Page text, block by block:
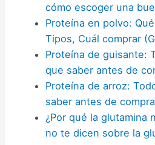
cómo escoger una
Proteína en polvo:
Tipos, Cuál comprar
Proteína de guisante:
que saber antes de
Proteína de arroz:
saber antes de
¿Por qué la glutamina
no te dicen sobre la